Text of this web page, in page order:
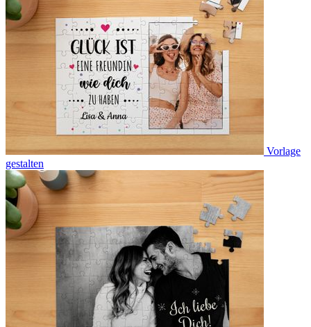
Vorlage
gestalten